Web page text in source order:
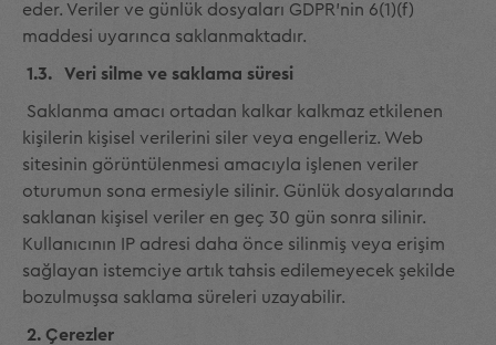
eder. Veriler ve günlük dosyaları GDPR'nin 6(1)(f)
maddesi uyarınca saklanmaktadır.
1.3. Veri silme ve saklama süresi
Saklanma amacı ortadan kalkar kalkmaz etkilenen
kişilerin kişisel verilerini siler veya engelleriz. Web
sitesinin görüntülenmesi amacıyla işlenen veriler
oturumun sona ermesiyle silinir. Günlük dosyalarında
saklanan kişisel veriler en geç 30 gün sonra silinir.
Kullanıcının IP adresi daha önce silinmiş veya erişim
sağlayan istemciye artık tahsis edilemeyecek şekilde
bozulmuşsa saklama süreleri uzayabilir.
2. Çerezler